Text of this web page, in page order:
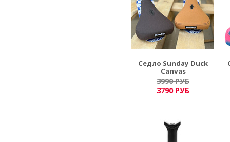
Седло Sunday Duck
Canvas
3990 РУБ
3790 РУБ